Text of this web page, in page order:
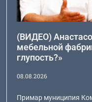
(ВИДЕО)
мебельной
глупость?»
08.08.2026
Примар муниципия